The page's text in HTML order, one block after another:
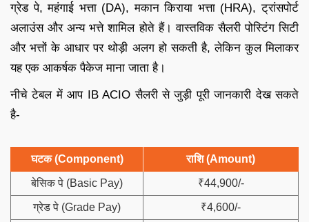
ग्रेड पे, महंगाई भत्ता (DA), मकान किराया भत्ता (HRA), ट्रांसपोर्ट
अलाउंस और अन्य भत्ते शामिल होते हैं। वास्तविक सैलरी पोस्टिंग सिटी
और भत्तों के आधार पर थोड़ी अलग हो सकती है, लेकिन कुल मिलाकर
यह एक आकर्षक पैकेज माना जाता है।
नीचे टेबल में आप IB ACIO सैलरी से जुड़ी पूरी जानकारी देख सकते
है-
घटक (Component) राशि (Amount)
बेसिक पे (Basic Pay) ₹44,900/-
ग्रेड पे (Grade Pay) ₹4,600/-